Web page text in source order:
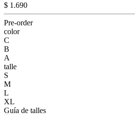
$ 1.690
Pre-order
color
C
B
A
talle
S
M
L
XL
Guía de talles